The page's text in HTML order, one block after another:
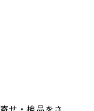
せ・検品をさ